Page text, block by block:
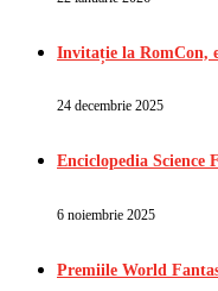
Invitație la RomCon,
24 decembrie 2025
Enciclopedia Science
6 noiembrie 2025
Premiile World